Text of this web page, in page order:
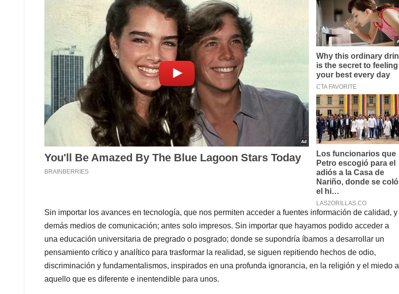
Sin importar los avances en tecnología, que nos permiten acceder a fuentes información de calidad, y
demás medios de comunicación; antes solo impresos. Sin importar que hayamos podido acceder a
una educación universitaria de pregrado o posgrado; donde se supondría íbamos a desarrollar un
pensamiento crítico y analítico para trasformar la realidad, se siguen repitiendo hechos de odio,
discriminación y fundamentalismos, inspirados en una profunda ignorancia, en la religión y el miedo a
aquello que es diferente e inentendible para unos.